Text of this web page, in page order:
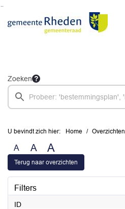
Ga naar de inhoud van deze pagina
Zoeken
U bevindt zich hier: Home Overzichten
A A A
Terug naar overzichten
Filters
ID